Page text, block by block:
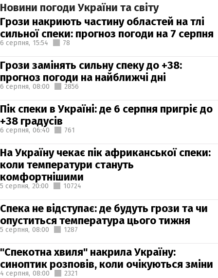
Новини погоди України та світу
Грози накриють частину областей на тлі
сильної спеки: прогноз погоди на 7 серпня
6 серпня, 15:54 78
Грози замінять сильну спеку до +38:
прогноз погоди на найближчі дні
6 серпня, 08:00 2856
Пік спеки в Україні: де 6 серпня пригріє до
+38 градусів
6 серпня, 06:40 761
На Україну чекає пік африканської спеки:
коли температури стануть
комфортнішими
5 серпня, 20:00 10724
Спека не відступає: де будуть грози та чи
опуститься температура цього тижня
5 серпня, 08:00 1287
"Спекотна хвиля" накрила Україну:
синоптик розповів, коли очікуються зміни
4 серпня, 08:00 2321